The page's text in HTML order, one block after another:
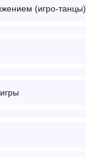
(игро-танцы)